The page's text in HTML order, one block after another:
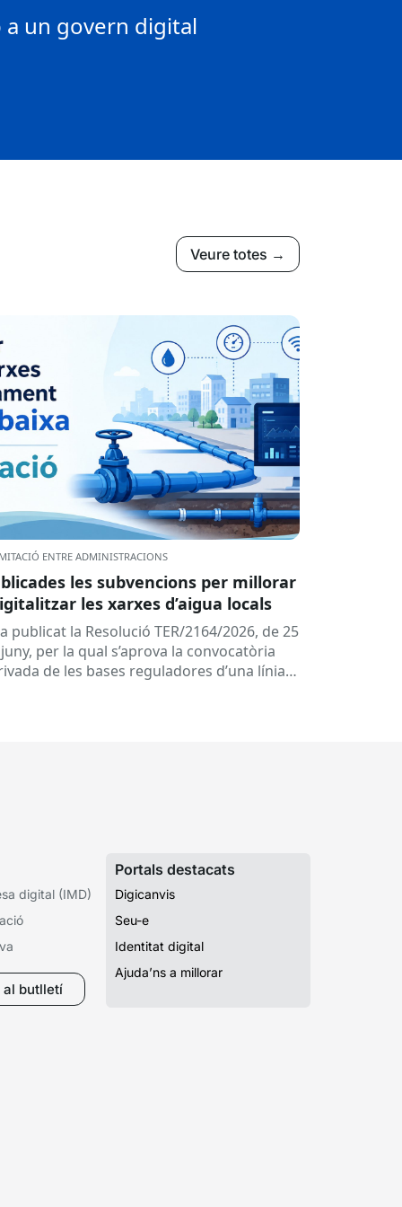
a un govern digital
Veure totes →
ENTRE ADMINISTRACIONS
les subvencions per millorar
les xarxes d’aigua locals
publicat la Resolució TER/2164/2026, de 25
per la qual s’aprova la convocatòria
de les bases reguladores d’una línia
digital (IMD)
butlletí
Portals destacats
Digicanvis
Seu-e
Identitat digital
Ajuda’ns a millorar